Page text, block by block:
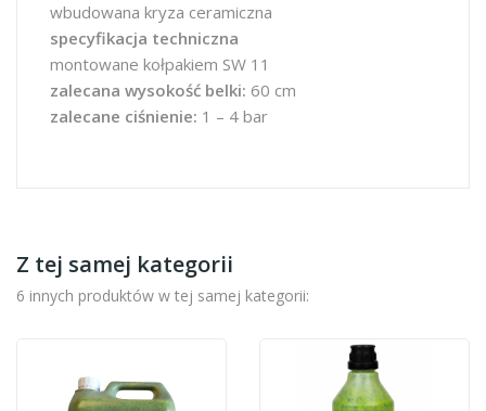
wbudowana kryza ceramiczna
specyfikacja techniczna
montowane kołpakiem SW 11
zalecana wysokość belki: 60 cm
zalecane ciśnienie: 1 – 4 bar
Z tej samej kategorii
6 innych produktów w tej samej kategorii: